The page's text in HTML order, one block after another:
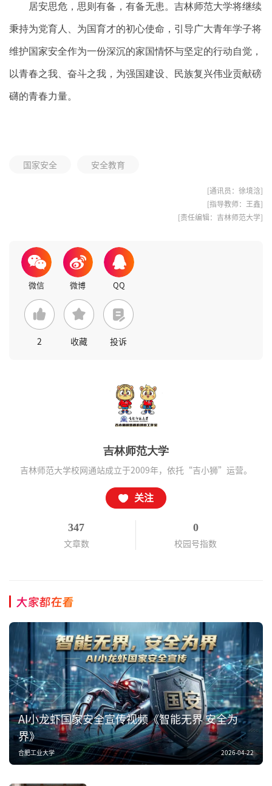
居安思危，思则有备，有备无患。吉林师范大学将继续
秉持为党育人、为国育才的初心使命，引导广大青年学子将
维护国家安全作为一份深沉的家国情怀与坚定的行动自觉，
以青春之我、奋斗之我，为强国建设、民族复兴伟业贡献磅
礴的青春力量。
国家安全 安全教育
[通讯员：徐境浛]
[指导教师：王鑫]
[责任编辑：吉林师范大学]
2 收藏 投诉
吉林师范大学
吉林师范大学校网通站成立于2009年，依托“吉小狮”运营。
关注
347
文章数
0
校园号指数
大家都在看
AI小龙虾国家安全宣传视频《智能无界 安全为
界》
合肥工业大学 2026-04-22